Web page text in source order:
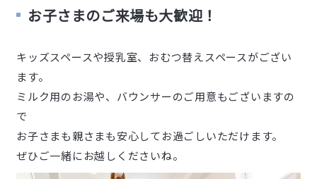
お子さまのご来場も大歓迎！
キッズスペースや授乳室、おむつ替えスペースがござい
ます。
ミルク用のお湯や、バウンサーのご用意もございますの
で
お子さまも親さまも安心してお過ごしいただけます。
ぜひご一緒にお越しくださいね。